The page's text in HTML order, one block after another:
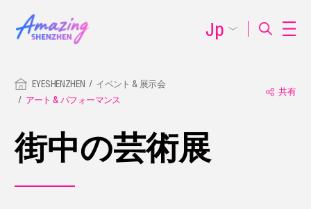
EYESHENZHEN
イベント & 展示会
アート & パフォーマンス
共有
街中の芸術展
Jp